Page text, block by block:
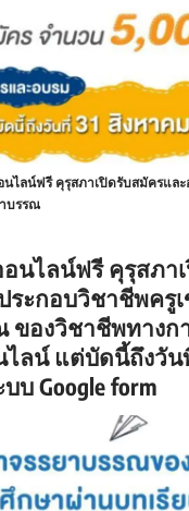
นไลน์ฟรี คุรุสภาเปิดรับสมัครแล
บรรณ
อนไลน์ฟรี คุรุสภา
ระกอบวิชาชีพครู
ของวิชาชีพทางก
ลน์ แต่บัดนี้ถึงวัน
บ Google form